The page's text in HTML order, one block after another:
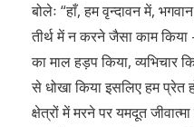
बोलेः “हाँ, हम वृन्दावन में,
तीर्थ में न करने जैसा काम
का माल हड़प किया, व्यभिचार
से धोखा किया इसलिए हम
क्षेत्रों में मरने पर यमदूत